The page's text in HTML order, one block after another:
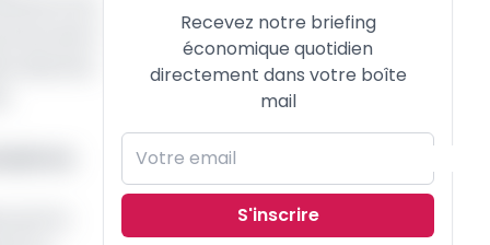
Recevez notre briefing
économique quotidien
directement dans votre boîte
mail
S'inscrire